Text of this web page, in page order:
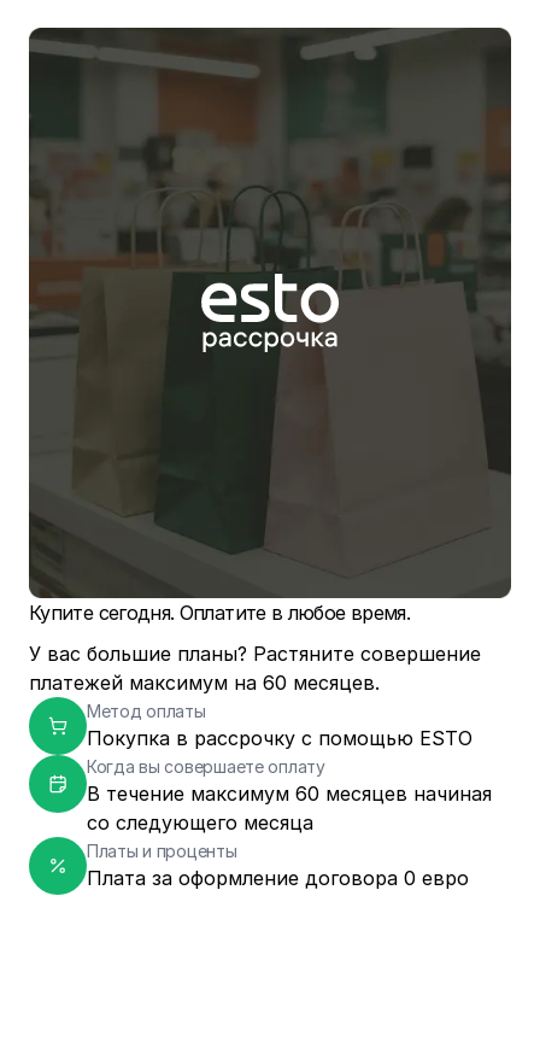
Купите сегодня. Оплатите в любое время.
У вас большие планы? Растяните совершение
платежей максимум на 60 месяцев.
Метод оплаты
Покупка в рассрочку с помощью ESTO
Когда вы совершаете оплату
В течение максимум 60 месяцев начиная
со следующего месяца
Платы и проценты
Плата за оформление договора 0 евро